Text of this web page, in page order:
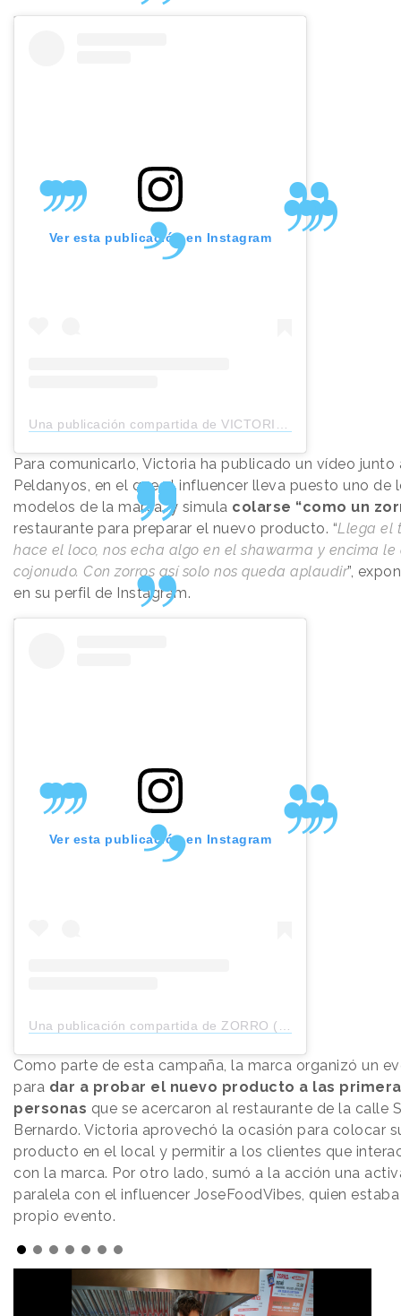
Ver esta publicación en Instagram
Una publicación compartida de VICTORIA SHOES (@victoria_shoes)
Para comunicarlo, Victoria ha publicado un vídeo junto
Peldanyos, en el que el influencer lleva puesto uno de
modelos de la marca, y simula colarse “como un
restaurante para preparar el nuevo producto. “Llega el
hace el loco, nos echa algo en el shawarma y encima le
cojonudo. Con zorros así solo nos queda aplaudir”,
en su perfil de Instagram.
Ver esta publicación en Instagram
Una publicación compartida de ZORRO (@zorro_eats)
Como parte de esta campaña, la marca organizó un
para dar a probar el nuevo producto a las
personas que se acercaron al restaurante de la calle
Bernardo. Victoria aprovechó la ocasión para colocar
producto en el local y permitir a los clientes que
con la marca. Por otro lado, sumó a la acción una
paralela con el influencer JoseFoodVibes, quien
propio evento.